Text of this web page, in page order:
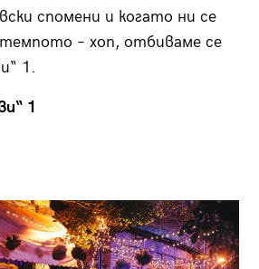
спомени и когато ни се
темпото – хоп, отбиваме се
1.
1